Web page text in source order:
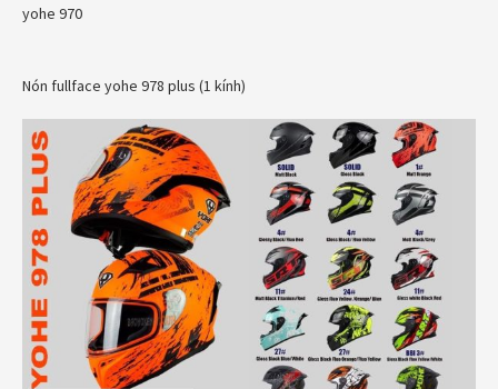
yohe 970
Nón fullface yohe 978 plus (1 kính)